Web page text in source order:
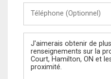
(Optionnel)
Message